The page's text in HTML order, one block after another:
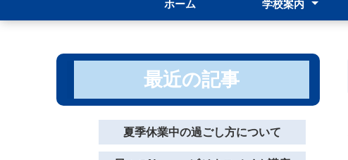
ホーム 学校案内
最近の記事
夏季休業中の過ごし方について